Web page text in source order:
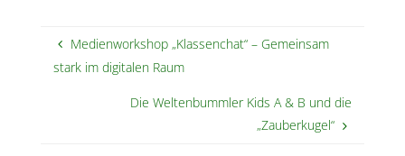
Medienworkshop „Klassenchat“ – Gemeinsam
stark im digitalen Raum
Die Weltenbummler Kids A & B und die
„Zauberkugel“